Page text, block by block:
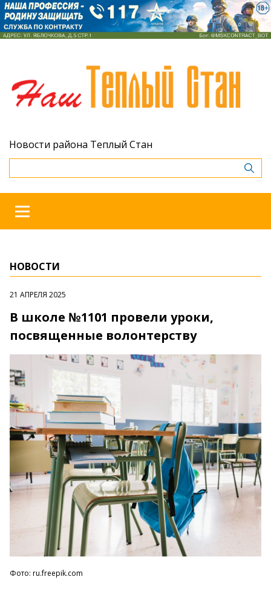
Новости района Теплый Стан
НОВОСТИ
21 АПРЕЛЯ 2025
В школе №1101 провели уроки,
посвященные волонтерству
Фото: ru.freepik.com